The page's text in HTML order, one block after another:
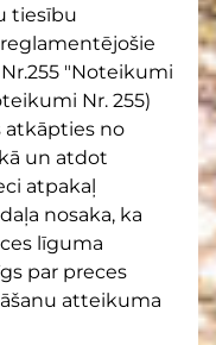
tiesību
reglamentējošie
"Noteikumi
Nr. 255)
atkāpties no
un atdot
atpakaļ
nosaka, ka
līguma
par preces
atteikuma